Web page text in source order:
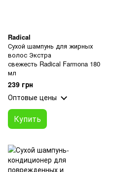
Radical
Сухой шампунь для жирных
волос Экстра
свежесть Radical Farmona 180
мл
239 грн
Оптовые цены
Купить